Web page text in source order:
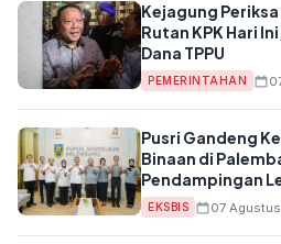
Kejagung
Rutan KPK Hari
Dana TPPU
PEMERINTAHAN
Pusri Gandeng
Binaan di
Pendampingan
EKSBIS 07